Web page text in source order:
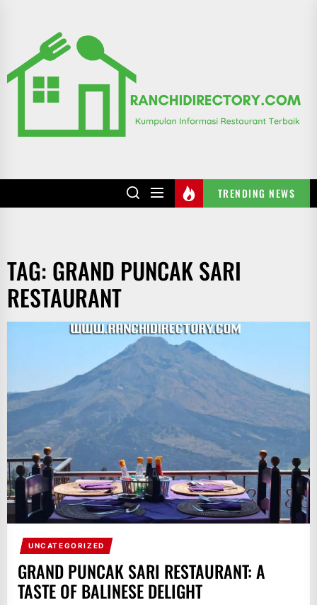
content
TRENDING NEWS
TAG: GRAND PUNCAK SARI
RESTAURANT
UNCATEGORIZED
GRAND PUNCAK SARI RESTAURANT: A
TASTE OF BALINESE DELIGHT